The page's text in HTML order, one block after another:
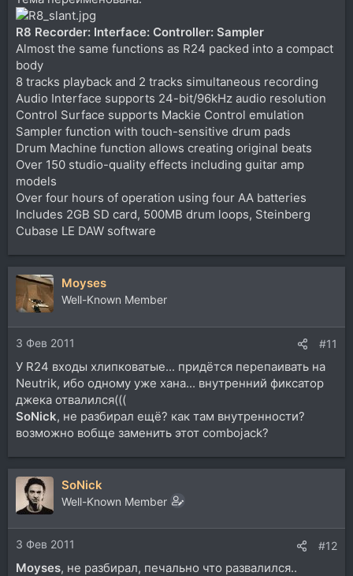
R8 Recorder: Interface: Controller: Sampler
Almost the same functions as R24 packed into a compact
body
8 tracks playback and 2 tracks simultaneous recording
Audio Interface supports 24-bit/96kHz audio resolution
Control Surface supports Mackie Control emulation
Sampler function with touch-sensitive drum pads
Drum Machine function allows creating original beats
Over 150 studio-quality effects including guitar amp
models
Over four hours of operation using four AA batteries
Includes 2GB SD card, 500MB drum loops, Steinberg
Cubase LE DAW software
Moyses
Well-Known Member
3 Фев 2011 #11
У R24 входы хлипковатые... придётся перепаивать на
Neutrik, ибо одному уже хана... внутренний фиксатор
джека отвалился(((
SoNick, не разбирал ещё? как там внутренности?
возможно вобще заменить этот combojack?
SoNick
Well-Known Member
3 Фев 2011 #12
Moyses, не разбирал, печально что развалился..